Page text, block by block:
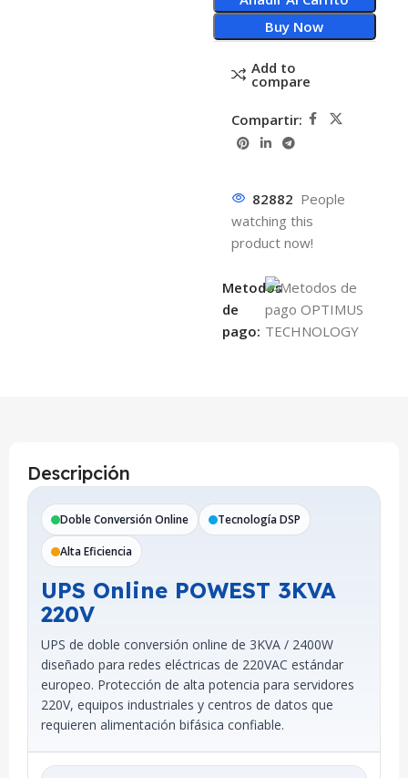
Buy Now
Add to
compare
Compartir:
82882 People
watching this
product now!
Metodos
de
pago:
Descripción
Doble Conversión Online Tecnología DSP
Alta Eficiencia
UPS Online POWEST 3KVA
220V
UPS de doble conversión online de 3KVA / 2400W
diseñado para redes eléctricas de 220VAC estándar
europeo. Protección de alta potencia para servidores
220V, equipos industriales y centros de datos que
requieren alimentación bifásica confiable.